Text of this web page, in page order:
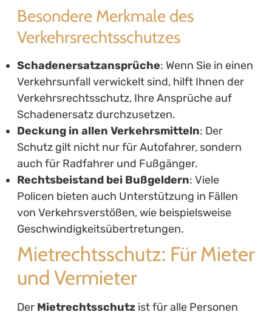
Besondere Merkmale des
Verkehrsrechtsschutzes
Schadenersatzansprüche: Wenn Sie in einen
Verkehrsunfall verwickelt sind, hilft Ihnen der
Verkehrsrechtsschutz, Ihre Ansprüche auf
Schadenersatz durchzusetzen.
Deckung in allen Verkehrsmitteln: Der
Schutz gilt nicht nur für Autofahrer, sondern
auch für Radfahrer und Fußgänger.
Rechtsbeistand bei Bußgeldern: Viele
Policen bieten auch Unterstützung in Fällen
von Verkehrsverstößen, wie beispielsweise
Geschwindigkeitsübertretungen.
Mietrechtsschutz: Für Mieter
und Vermieter
Der Mietrechtsschutzist für alle Personen